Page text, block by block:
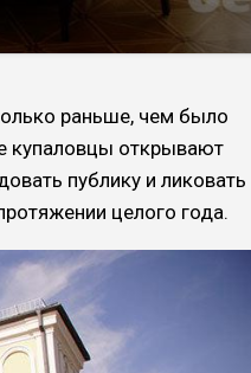
раньше, чем было
купаловцы открывают
публику и ликовать
целого года.